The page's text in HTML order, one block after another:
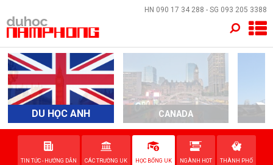
HN 090 17 34 288 - SG 093 205 3388
DU HỌC ANH CANADA
TIN TỨC - HƯỚNG DẪN CÁC TRƯỜNG UK HỌC BỔNG UK NGÀNH HOT THÀNH PHỐ
×
TRANG CHỦ
QUỐC GIA
EVENTS
DỊCH VỤ